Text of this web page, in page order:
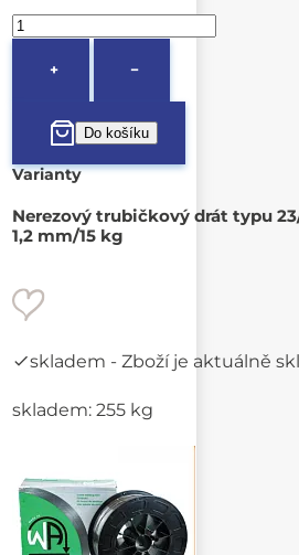
+ −
Varianty
Nerezový trubičkový drát typu
1,2 mm/15 kg
skladem - Zboží je aktuálně
skladem: 255 kg